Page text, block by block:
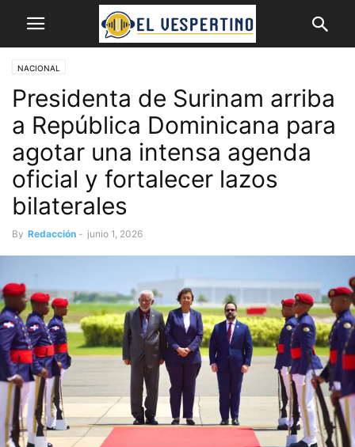
NACIONAL
Presidenta de Surinam arriba
a República Dominicana para
agotar una intensa agenda
oficial y fortalecer lazos
bilaterales
By Redacción - junio 1, 2026